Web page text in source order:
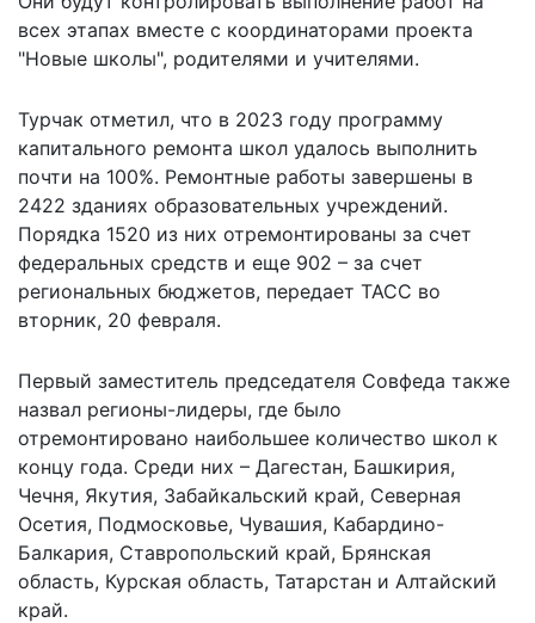
всех этапах вместе с координаторами проекта
"Новые школы", родителями и учителями.
Турчак отметил, что в 2023 году программу
капитального ремонта школ удалось выполнить
почти на 100%. Ремонтные работы завершены в
2422 зданиях образовательных учреждений.
Порядка 1520 из них отремонтированы за счет
федеральных средств и еще 902 – за счет
региональных бюджетов, передает ТАСС во
вторник, 20 февраля.
Первый заместитель председателя Совфеда также
назвал регионы-лидеры, где было
отремонтировано наибольшее количество школ к
концу года. Среди них – Дагестан, Башкирия,
Чечня, Якутия, Забайкальский край, Северная
Осетия, Подмосковье, Чувашия, Кабардино-
Балкария, Ставропольский край, Брянская
область, Курская область, Татарстан и Алтайский
край.